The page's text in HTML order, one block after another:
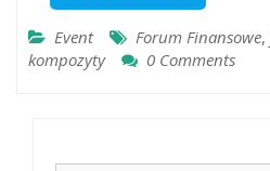
Event Forum Finansowe,
kompozyty
0 Comments